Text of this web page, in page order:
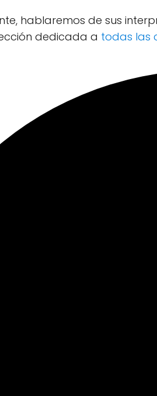
hablaremos de sus
dedicada a todas las